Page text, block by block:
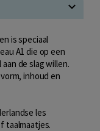
is speciaal
A1 die op een
de slag willen.
inhoud en
les
taalmaatjes.